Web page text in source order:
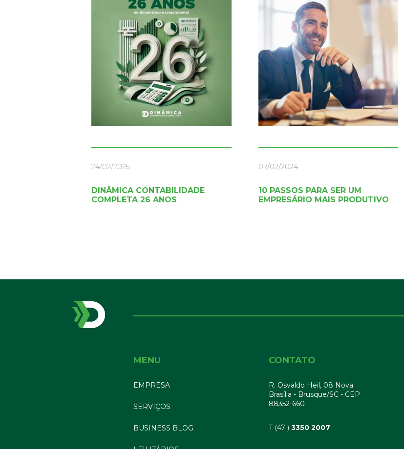
24/02/2025
DINÂMICA CONTABILIDADE
COMPLETA 26 ANOS
07/02/2024
10 PASSOS PARA SER UM
EMPRESÁRIO MAIS PRODUTIVO
MENU
EMPRESA
SERVIÇOS
BUSINESS BLOG
CONTATO
R. Osvaldo Heil, 08 Nova
Brasília - Brusque/SC - CEP
88352-660
T (47 )3350 2007